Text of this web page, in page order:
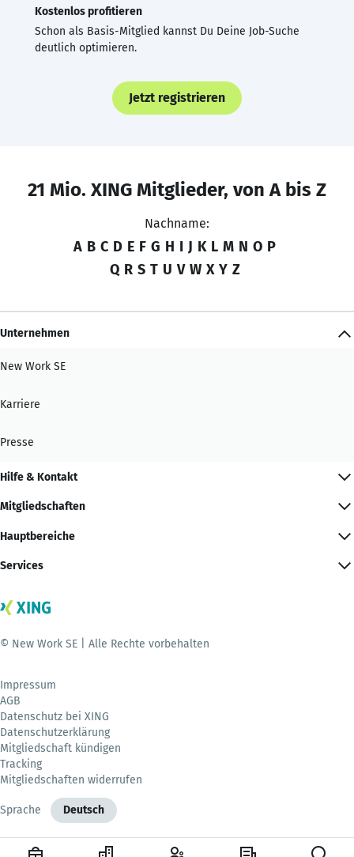
Kostenlos profitieren
Schon als Basis-Mitglied kannst Du Deine Job-Suche
deutlich optimieren.
Jetzt registrieren
21 Mio. XING Mitglieder, von A bis Z
Nachname:
A B C D E F G H I J K L M N O P
Q R S T U V W X Y Z
Unternehmen
New Work SE
Karriere
Presse
Hilfe & Kontakt
Mitgliedschaften
Hauptbereiche
Services
© New Work SE | Alle Rechte vorbehalten
Impressum
AGB
Datenschutz bei XING
Datenschutzerklärung
Mitgliedschaft kündigen
Tracking
Mitgliedschaften widerrufen
Sprache Deutsch